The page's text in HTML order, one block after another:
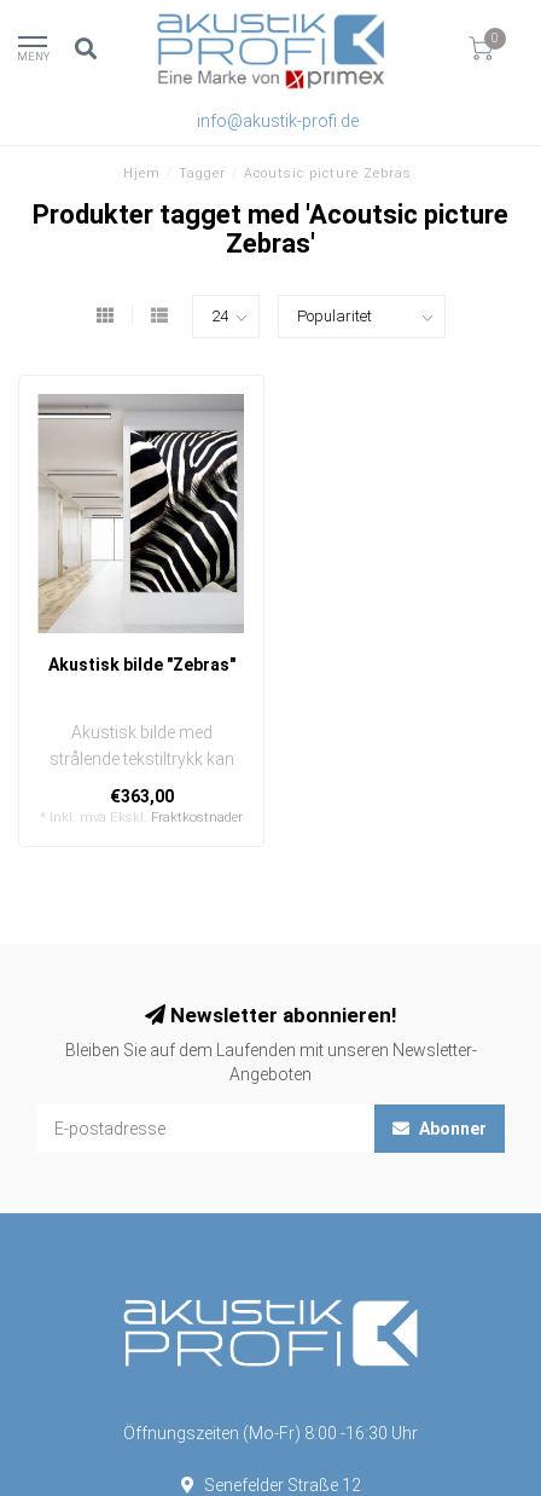
MENY
0
info@akustik-profi.de
Hjem Tagger Acoutsic picture Zebras
Produkter tagget med 'Acoutsic picture
Zebras'
Akustisk bilde "Zebras"
Akustisk bilde med
strålende tekstiltrykk kan
raskt og enkelt byttes ut
I en e..
€363,00
* Inkl. mva Ekskl. Fraktkostnader
Newsletter abonnieren!
Bleiben Sie auf dem Laufenden mit unseren Newsletter-
Angeboten
Abonner
Öffnungszeiten (Mo-Fr) 8:00 -16:30 Uhr
Senefelder Straße 12